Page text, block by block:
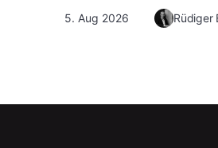
5. Aug 2026 Rüdiger